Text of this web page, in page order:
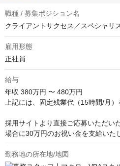
職種 / 募集ポジション名
クライアントサクセス／スペシャリ
雇用形態
正社員
給与
年収 380万円 〜 480万円
上記には、固定残業代（15時間/月）
採用サイトより直接ご応募いただい
場合に30万円のお祝い金を支給いた
勤務地の所在地/地図